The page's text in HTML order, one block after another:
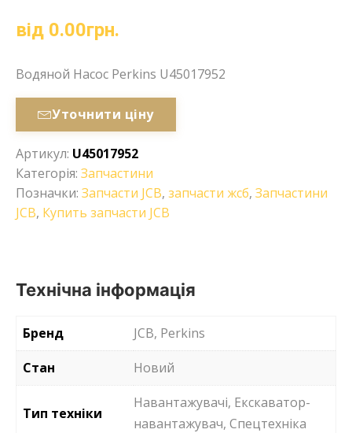
від 0.00грн.
Водяной Насос Perkins U45017952
Уточнити ціну
Артикул: U45017952
Категорія: Запчастини
Позначки: Запчасти JCB, запчасти жсб, Запчастини
JCB, Купить запчасти JCB
Технічна інформація
Бренд
JCB, Perkins
Стан
Новий
Тип техніки
Навантажувачі, Екскаватор-
навантажувач, Спецтехніка